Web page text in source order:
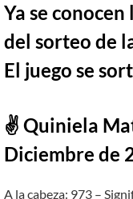
Ya se
del sorteo de
El juego se
✌ Quiniela
Diciembre de
A la cabeza: 973 –